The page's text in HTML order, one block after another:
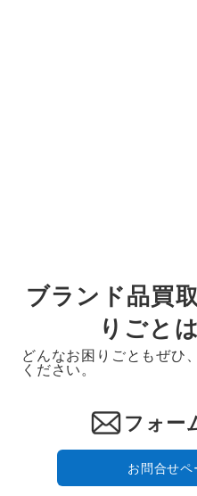
ブランド品買
りごと
どんなお困りごともぜひ
ください。
フォー
お問合せペ